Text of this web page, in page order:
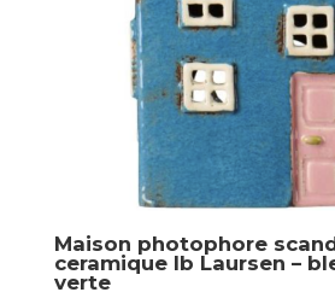
Maison photophore
ceramique Ib Laursen –
verte